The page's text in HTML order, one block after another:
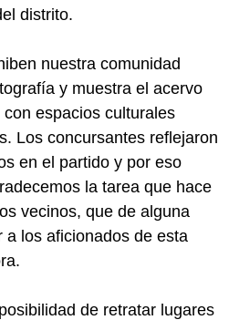
distrito.
nuestra comunidad
y muestra el acervo
espacios culturales
Los concursantes reflejaron
en el partido y por eso
la tarea que hace
vecinos, que de alguna
a los aficionados de esta
de retratar lugares